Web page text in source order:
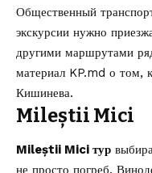
Общественный
экскурсии нужно
другими маршрутами
материал KP.md о том,
Кишинева.
Mileștii Mici
Mileștii Mici тур
не просто погреб.